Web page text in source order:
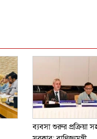
ব্যবসা শুরুর প্রক্রিয়া